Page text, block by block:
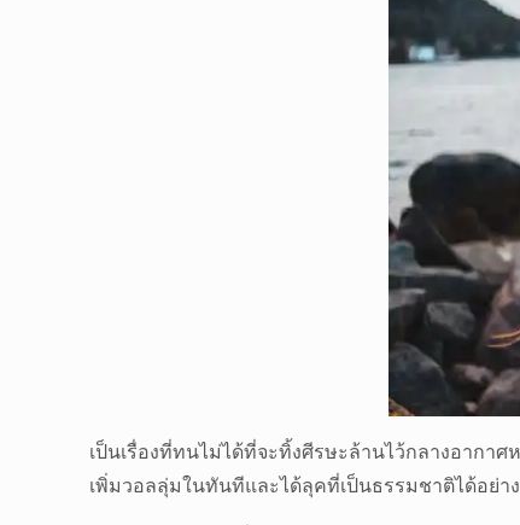
เป็นเรื่องที่ทนไม่ได้ที่จะทิ้งศีรษะล้านไว้กลางอาก
เพิ่มวอลลุ่มในทันทีและได้ลุคที่เป็นธรรมชาติได้อย่า